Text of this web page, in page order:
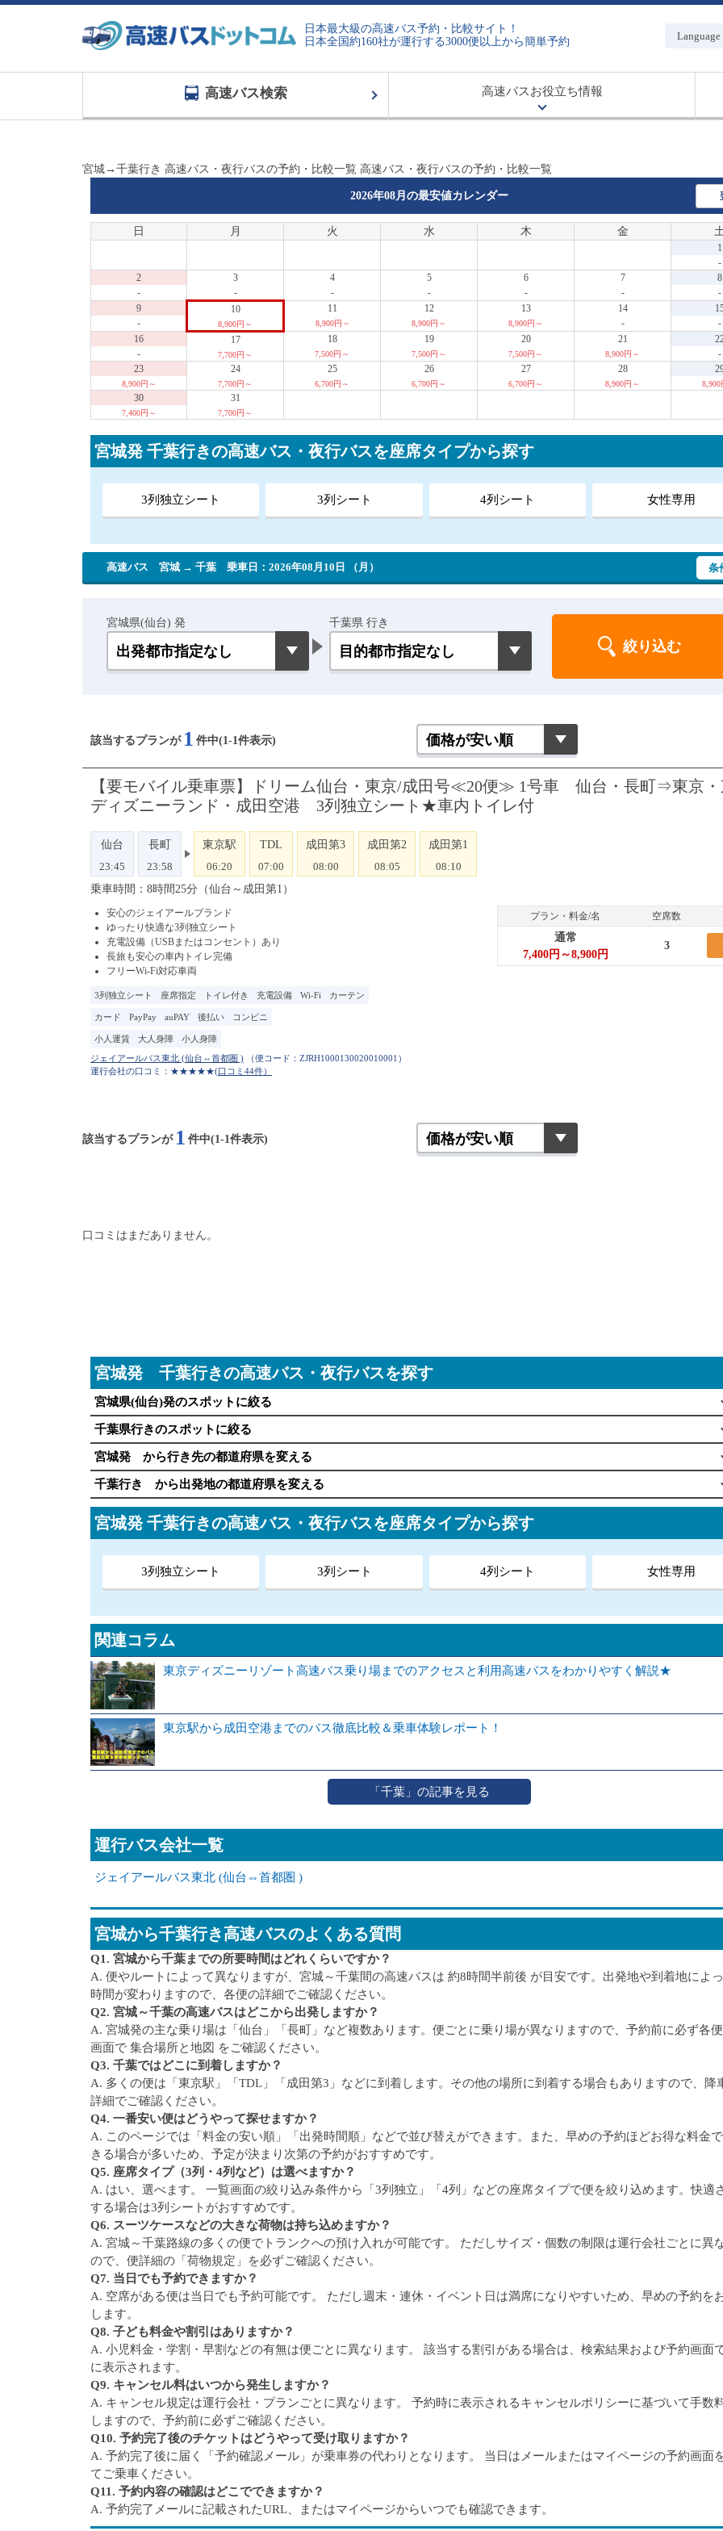
日本最大級の高速バス予約・比較サイト！
日本全国約160社が運行する3000便以上から簡単予約
Language
高速バス検索 高速バスお役立ち情報
宮城→千葉行き 高速バス・夜行バスの予約・比較一覧 高速バス・夜行バスの予約・比較一覧
2026年08月の最安値カレンダー
日 月 火 水 木 金
1
-
2
-
3
-
4
-
5
-
6
-
7
-
8
-
9
-
10
8,900円～
11
8,900円～
12
8,900円～
13
8,900円～
14
-
-
16
-
17
7,700円～
18
7,500円～
19
7,500円～
20
7,500円～
21
8,900円～
-
23
8,900円～
24
7,700円～
25
6,700円～
26
6,700円～
27
6,700円～
28
8,900円～ 8,900
30
7,400円～
31
7,700円～
宮城発 千葉行きの高速バス・夜行バスを座席タイプから探す
3列独立シート 3列シート 4列シート 女性専用
高速バス 宮城 → 千葉 乗車日：2026年08月10日 （月） 条
宮城県(仙台) 発 千葉県 行き
該当するプランが 1 件中(1-1件表示)
【要モバイル乗車票】ドリーム仙台・東京/成田号≪20便≫ 1号車 仙台・長町⇒東京・
ディズニーランド・成田空港 3列独立シート★車内トイレ付
（便コード： ZJRH1000130020010001 ）
運行会社の口コミ：★★★★★(口コミ44件）
仙台
23:45
長町
23:58
東京駅
06:20
TDL
07:00
成田第3
08:00
成田第2
08:05
成田第1
08:10
乗車時間：8時間25分（仙台～成田第1）
3列独立シート 座席指定 トイレ付き 充電設備 Wi-Fi カーテン
安心のジェイアールブランド
ゆったり快適な3列独立シート
充電設備（USBまたはコンセント）あり
長旅も安心の車内トイレ完備
フリーWi-Fi対応車両
カード PayPay auPAY 後払い コンビニ
小人運賃 大人身障 小人身障
プラン・料金/名 空席数
通常
7,400円～8,900円
3
該当するプランが 1 件中(1-1件表示)
口コミはまだありません。
宮城発 千葉行きの高速バス・夜行バスを探す
宮城県(仙台)発のスポットに絞る
千葉県行きのスポットに絞る
宮城発 から行き先の都道府県を変える
千葉行き から出発地の都道府県を変える
宮城発 千葉行きの高速バス・夜行バスを座席タイプから探す
3列独立シート 3列シート 4列シート 女性専用
関連コラム
東京ディズニーリゾート高速バス乗り場までのアクセスと利用高速バスをわかりやすく解説★
東京駅から成田空港までのバス徹底比較＆乗車体験レポート！
「千葉」の記事を見る
運行バス会社一覧
ジェイアールバス東北 (仙台⇔首都圏 )
宮城から千葉行き高速バスのよくある質問
Q1. 宮城から千葉までの所要時間はどれくらいですか？
A. 便やルートによって異なりますが、宮城～千葉間の高速バスは 約8時間半前後 が目安です。出発地や到着地によ
時間が変わりますので、各便の詳細でご確認ください。
Q2. 宮城～千葉の高速バスはどこから出発しますか？
A. 宮城発の主な乗り場は「仙台」「長町」など複数あります。便ごとに乗り場が異なりますので、予約前に必ず各
画面で 集合場所と地図 をご確認ください。
Q3. 千葉ではどこに到着しますか？
A. 多くの便は「東京駅」「TDL」「成田第3」などに到着します。その他の場所に到着する場合もありますので、降
詳細でご確認ください。
Q4. 一番安い便はどうやって探せますか？
A. このページでは「料金の安い順」「出発時間順」などで並び替えができます。また、早めの予約ほどお得な料金
きる場合が多いため、予定が決まり次第の予約がおすすめです。
Q5. 座席タイプ（3列・4列など）は選べますか？
A. はい、選べます。 一覧画面の絞り込み条件から「3列独立」「4列」などの座席タイプで便を絞り込めます。快適
する場合は3列シートがおすすめです。
Q6. スーツケースなどの大きな荷物は持ち込めますか？
A. 宮城～千葉路線の多くの便でトランクへの預け入れが可能です。 ただしサイズ・個数の制限は運行会社ごとに異
ので、便詳細の「荷物規定」を必ずご確認ください。
Q7. 当日でも予約できますか？
A. 空席がある便は当日でも予約可能です。 ただし週末・連休・イベント日は満席になりやすいため、早めの予約を
します。
Q8. 子ども料金や割引はありますか？
A. 小児料金・学割・早割などの有無は便ごとに異なります。 該当する割引がある場合は、検索結果および予約画面
に表示されます。
Q9. キャンセル料はいつから発生しますか？
A. キャンセル規定は運行会社・プランごとに異なります。 予約時に表示されるキャンセルポリシーに基づいて手数
しますので、予約前に必ずご確認ください。
Q10. 予約完了後のチケットはどうやって受け取りますか？
A. 予約完了後に届く「予約確認メール」が乗車券の代わりとなります。 当日はメールまたはマイページの予約画面
てご乗車ください。
Q11. 予約内容の確認はどこでできますか？
A. 予約完了メールに記載されたURL、またはマイページからいつでも確認できます。